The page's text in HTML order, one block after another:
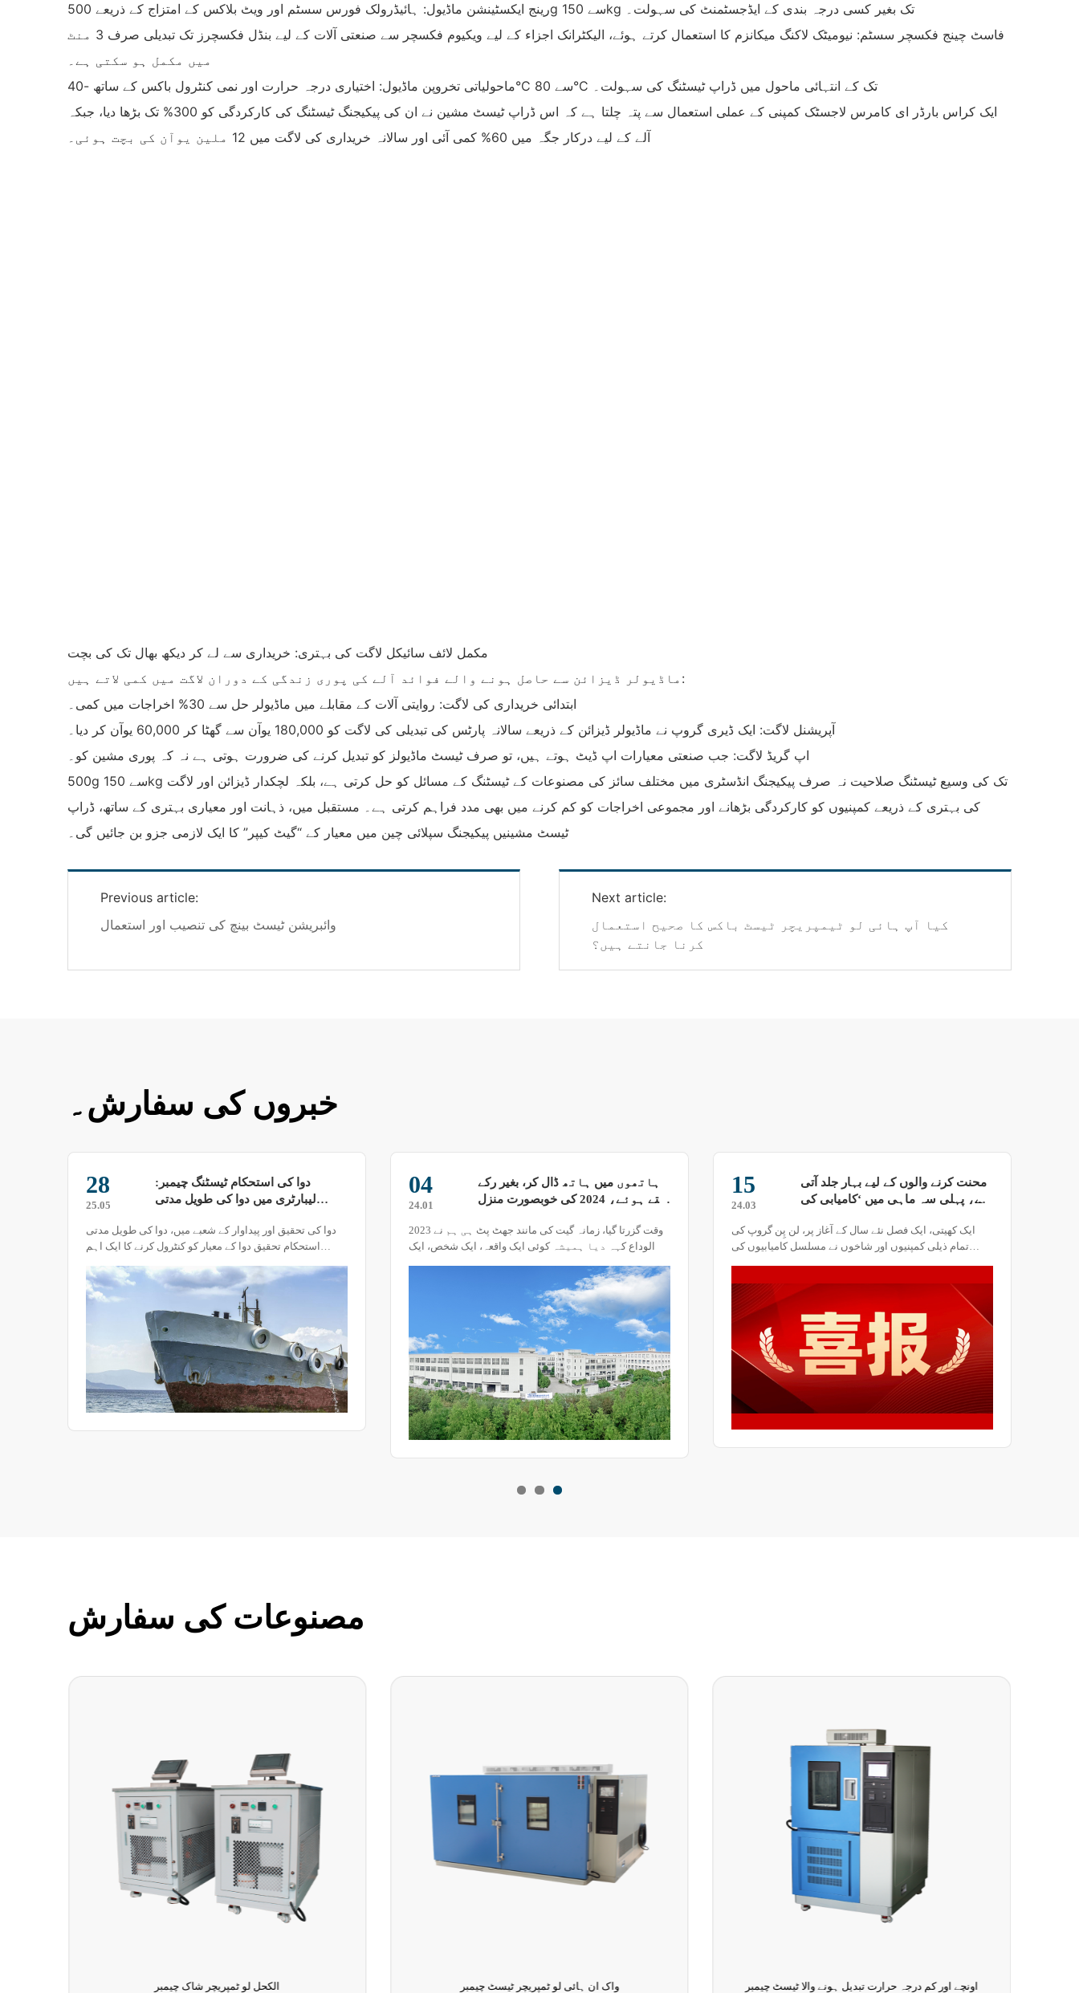
‌رینج ایکسٹینشن ماڈیول‌: ہائیڈرولک فورس سسٹم اور ویٹ بلاکس کے امتزاج کے ذریعے 500g سے 150kg تک بغیر کسی درجہ بندی کے ایڈجسٹمنٹ کی سہولت۔
‌فاسٹ چینج فکسچر سسٹم‌: نیومیٹک لاکنگ میکانزم کا استعمال کرتے ہوئے، الیکٹرانک اجزاء کے لیے ویکیوم فکسچر سے صنعتی آلات کے لیے بنڈل فکسچرز تک تبدیلی صرف 3 منٹ
میں مکمل ہو سکتی ہے۔
‌ماحولیاتی تخروپن ماڈیول‌: اختیاری درجہ حرارت اور نمی کنٹرول باکس کے ساتھ -40°C سے 80°C تک کے انتہائی ماحول میں ڈراپ ٹیسٹنگ کی سہولت۔
ایک کراس بارڈر ای کامرس لاجسٹک کمپنی کے عملی استعمال سے پتہ چلتا ہے کہ اس ڈراپ ٹیسٹ مشین نے ان کی پیکیجنگ ٹیسٹنگ کی کارکردگی کو 300% تک بڑھا دیا، جبکہ
آلے کے لیے درکار جگہ میں 60% کمی آئی اور سالانہ خریداری کی لاگت میں 12 ملین یوآن کی بچت ہوئی۔
ماڈیولر ڈیزائن سے حاصل ہونے والے فوائد آلے کی پوری زندگی کے دوران لاگت میں کمی لاتے ہیں:
‌ابتدائی خریداری کی لاگت‌: روایتی آلات کے مقابلے میں ماڈیولر حل سے 30% اخراجات میں کمی۔
‌آپریشنل لاگت‌: ایک ڈیری گروپ نے ماڈیولر ڈیزائن کے ذریعے سالانہ پارٹس کی تبدیلی کی لاگت کو 180,000 یوآن سے گھٹا کر 60,000 یوآن کر دیا۔
‌اپ گریڈ لاگت‌: جب صنعتی معیارات اپ ڈیٹ ہوتے ہیں، تو صرف ٹیسٹ ماڈیولز کو تبدیل کرنے کی ضرورت ہوتی ہے نہ کہ پوری مشین کو۔
500g سے 150kg تک کی وسیع ٹیسٹنگ صلاحیت نہ صرف پیکیجنگ انڈسٹری میں مختلف سائز کی مصنوعات کے ٹیسٹنگ کے مسائل کو حل کرتی ہے، بلکہ لچکدار ڈیزائن اور لاگت
کی بہتری کے ذریعے کمپنیوں کو کارکردگی بڑھانے اور مجموعی اخراجات کو کم کرنے میں بھی مدد فراہم کرتی ہے۔ مستقبل میں، ذہانت اور معیاری بہتری کے ساتھ، ڈراپ
ٹیسٹ مشینیں پیکیجنگ سپلائی چین میں معیار کے “گیٹ کیپر” کا ایک لازمی جزو بن جائیں گی۔
Previous article:
وائبریشن ٹیسٹ بینچ کی تنصیب اور استعمال
Next article:
کیا آپ ہائی لو ٹیمپریچر ٹیسٹ باکس کا صحیح استعمال
کرنا جانتے ہیں؟
خبروں کی سفارش۔
28
25.05
دوا کی استحکام ٹیسٹنگ چیمبر:
لیبارٹری میں دوا کی طویل مدتی
ساتھی
دوا کی تحقیق اور پیداوار کے شعبے میں، دوا کی طویل مدتی
استحکام تحقیق دوا کے معیار کو کنٹرول کرنے کا ایک اہم
اہم آلہ ہونے کے ناطے، درست طریقے سے مختلف ماحولیاتی
حالات کو نقل کرتا ہے اور محققین کو بین الاقوامی معیارات
کرتا ہے۔ یہ نئی ادویات کی تحقیق، جنریک ادویات کی
یکسانیت کے جائزے اور دوا کے رجسٹریشن کے عمل میں ایک
ناگزیر تحقیقی ٹول بن چکا ہے۔
04
24.01
ہاتھوں میں ہاتھ ڈال کر، بغیر رکے
چلتے ہوئے، 2024 کی خوبصورت منزل
وقت گزرتا گیا، زمانہ گیت کی مانند جھٹ پٹ ہی ہم نے 2023
کو الوداع کہہ دیا ہمیشہ کوئی ایک واقعہ، ایک شخص، ایک
ہے ان تمام لوگوں کو خراجِ تحسین جو محنت کرتے رہے، چاہے
15
24.03
محنت کرنے والوں کے لیے بہار جلد آتی
ہے، پہلی سہ ماہی میں ‘کامیابی کی
ایک کھیتی، ایک فصل نئے سال کے آغاز پر، لن پِن گروپ کی
تمام ذیلی کمپنیوں اور شاخوں نے مسلسل کامیابیوں کی
حالات بدلتے ہیں جیسے
مصنوعات کی سفارش
واک ان ہائی لو ٹمپریچر ٹیسٹ چیمبر